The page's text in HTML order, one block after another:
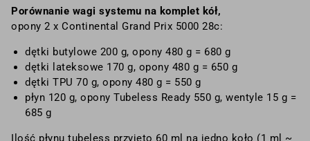
Porównanie wagi systemu na komplet kół,
opony 2 x Continental Grand Prix 5000 28c:
dętki butylowe 200 g, opony 480 g = 680 g
dętki lateksowe 170 g, opony 480 g = 650 g
dętki TPU 70 g, opony 480 g = 550 g
płyn 120 g, opony Tubeless Ready 550 g, wentyle 15 g =
685 g
Ilość płynu tubeless przyjęto 60 ml na jedno koło (1 ml ~